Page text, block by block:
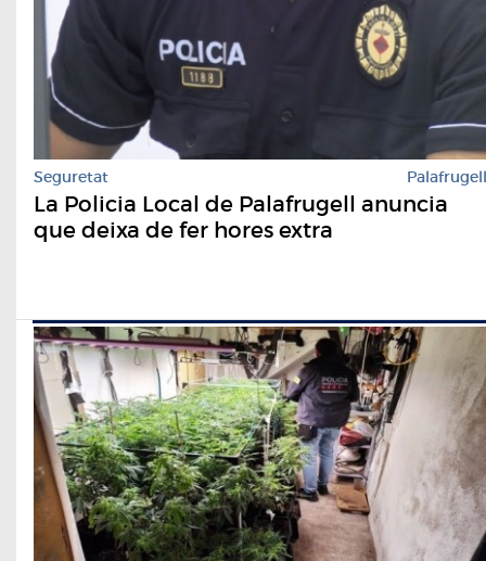
Seguretat Palafrugell
La Policia Local de Palafrugell anuncia
que deixa de fer hores extra